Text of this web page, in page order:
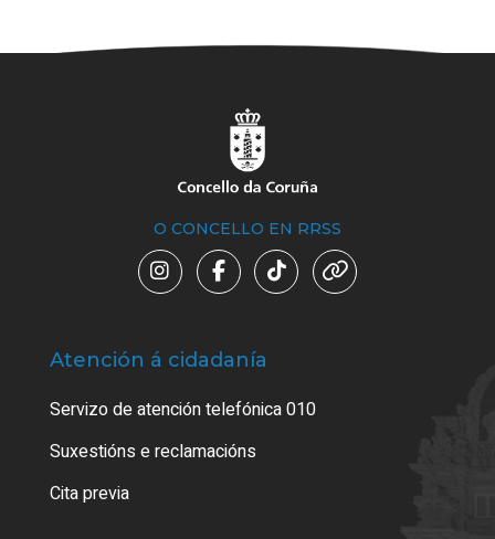
O CONCELLO EN RRSS
Atención á cidadanía
Servizo de atención telefónica 010
Suxestións e reclamacións
Cita previa